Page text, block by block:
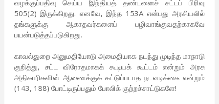
வழக்குப்பதிவு செய்ய இந்தியத் தண்டனைச் சட்டப் பிரிவு
505(2) இருக்கிறது. எனவே, இந்த 153A என்பது அரசியலில்
தங்களுக்கு ஆகாதவர்களைப் பழிவாங்குவதற்காகவே
பயன்படுத்தப்படுகிறது.
காவல்துறை அனுமதியோடு அமைதியாக நடந்து முடிந்த மாநாடு
குறித்து, சட்ட விரோதமாகக் கூடியக் கூட்டம் என்றும் அரசு
அதிகாரிகளின் ஆணைக்குக் கட்டுப்படாத நடவடிக்கை என்றும்
(143, 188) போட்டிருப்பதும் போலிக் குற்றச்சாட்டுகளே!